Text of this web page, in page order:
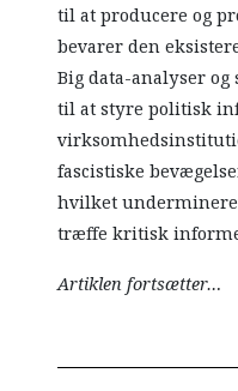
til at producere og
bevarer den
Big data-analyser
til at styre politisk
fascistiske
hvilket
træffe kritisk
Artiklen fortsætter…